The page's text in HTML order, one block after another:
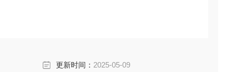
更新时间： 2025-05-09